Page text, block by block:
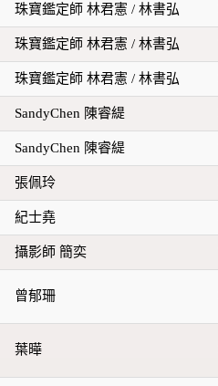
珠寶鑑定師 林君憲 / 林書弘
珠寶鑑定師 林君憲 / 林書弘
珠寶鑑定師 林君憲 / 林書弘
SandyChen 陳睿緹
SandyChen 陳睿緹
張佩玲
紀士堯
攝影師 簡奕
曾郁珊
葉曄